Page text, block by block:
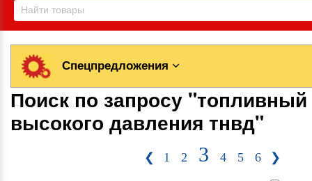
Спецпредложения
Поиск по запросу
высокого давления тнвд"
❮ 1 2 3 4 5 6
❯